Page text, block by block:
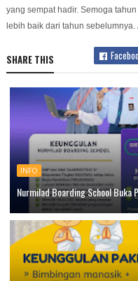
yang sempat hadir. Semoga
lebih baik dari tahun sebelumnya.
SHARE THIS
INFO
Nurmilad Boarding School